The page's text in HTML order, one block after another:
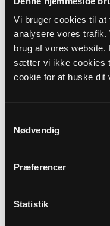
Vi bruger cookies til at
analysere vores trafik.
brug af vores website.
sætter vi ikke cookies
cookie for at huske dit
Nødvendig
Præferencer
Statistik